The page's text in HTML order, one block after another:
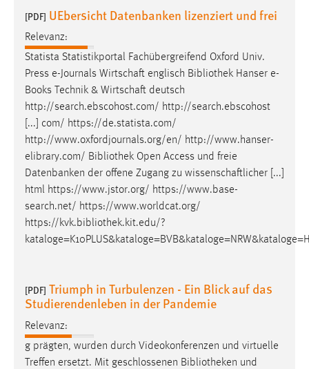
[PDF] UEbersicht Datenbanken lizenziert und frei
Relevanz:
Statista Statistikportal Fachübergreifend Oxford Univ.
Press e-Journals Wirtschaft englisch Bibliothek Hanser e-
Books Technik & Wirtschaft deutsch
http://search.ebscohost.com/ http://search.ebscohost
[...] com/ https://de.statista.com/
http://www.oxfordjournals.org/en/ http://www.hanser-
elibrary.com/ Bibliothek Open Access und freie
Datenbanken der offene Zugang zu wissenschaftlicher [...]
html https://www.jstor.org/ https://www.base-
search.net/ https://www.worldcat.org/
https://kvk.bibliothek.kit.edu/?
[PDF] Triumph in Turbulenzen - Ein Blick auf das
Studierendenleben in der Pandemie
Relevanz:
g prägten, wurden durch Videokonferenzen und virtuelle
Treffen ersetzt. Mit geschlossenen Bibliotheken und